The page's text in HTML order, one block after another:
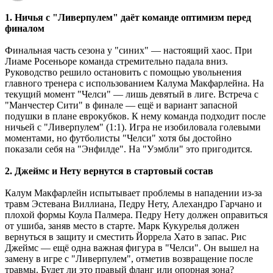
1. Ничья с "Ливерпулем" даёт команде оптимизм перед
финалом
Финальная часть сезона у "синих" ― настоящий хаос. При
Лиаме Росеньоре команда стремительно падала вниз.
Руководство решило остановить с помощью увольнения
главного тренера с использованием Калума Макфарлейна. На
текущий момент "Челси" ― лишь девятый в лиге. Встреча с
"Манчестер Сити" в финале ― ещё и вариант запасной
подушки в плане еврокубков. К нему команда подходит после
ничьей с "Ливерпулем" (1:1). Игра не изобиловала голевыми
моментами, но футболисты "Челси" хотя бы достойно
показали себя на "Энфилде". На "Уэмбли" это пригодится.
2. Джеймс и Нету вернутся в стартовый состав
Калум Макфарлейн испытывает проблемы в нападении из-за
травм Эстевана Виллиана, Педру Нету, Алехандро Гарчано и
плохой формы Коула Палмера. Педру Нету должен оправиться
от ушиба, заняв место в старте. Марк Кукурелья должен
вернуться в защиту и сместить Йоррела Хато в запас. Рис
Джеймс ― ещё одна важная фигура в "Челси". Он вышел на
замену в игре с "Ливерпулем", отметив возвращение после
травмы. Будет ли это правый фланг или опорная зона?